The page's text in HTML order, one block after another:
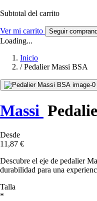
Subtotal del carrito
Ver mi carrito Seguir
Loading...
Inicio
/ Pedalier Massi BSA
Massi
Desde
11,87 €
Descubre el eje de pedalier
durabilidad para una
Talla
*